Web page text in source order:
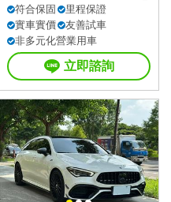
符合保固
里程保證
實車實價
友善試車
非多元化營業用車
立即諮詢